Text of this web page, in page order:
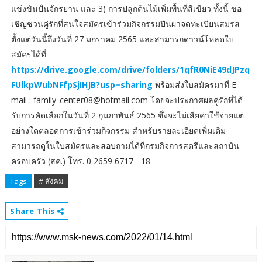
แข่งขันปั่นจักรยาน และ 3) การปลูกต้นไม้เพิ่มพื้นที่สีเขียว ทั้งนี้ ขอ
เชิญชวนคู่รักที่สนใจสมัครเข้าร่วมกิจกรรมปีนผาจดทะเบียนสมรส
ตั้งแต่วันนี้ถึงวันที่ 27 มกราคม 2565 และสามารถดาวน์โหลดใบ
สมัครได้ที่
https://drive.google.com/drive/folders/1qfR0NiE49dJPzq
FUlkpWubNFfpSjIHJB?usp=sharing พร้อมส่งใบสมัครมาที่ E-
mail : family_center08@hotmail.com โดยจะประกาศผลคู่รักที่ได้
รับการคัดเลือกในวันที่ 2 กุมภาพันธ์ 2565 ซึ่งจะไม่เสียค่าใช้จ่ายแต่
อย่างใดตลอดการเข้าร่วมกิจกรรม สำหรับรายละเอียดเพิ่มเติม
สามารถดูในใบสมัครและสอบถามได้ที่กรมกิจการสตรีและสถาบัน
ครอบครัว (สค.) โทร. 0 2659 6717 - 18
Tags # สังคม
Share This